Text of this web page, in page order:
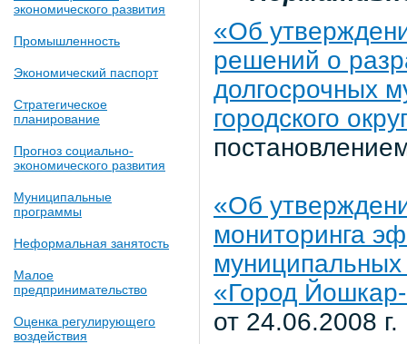
экономического развития
Промышленность
Экономический паспорт
Стратегическое
планирование
Прогноз социально-
экономического развития
Муниципальные
программы
Неформальная занятость
Малое
предпринимательство
Оценка регулирующего
воздействия
«Об
решений о
долгосрочных
городского
«Об
мониторинга
муниципальных
«Город
от 24.06.2008